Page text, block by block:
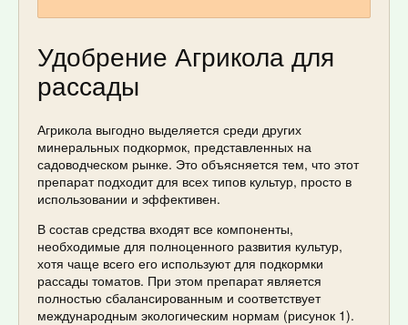
Удобрение Агрикола для
рассады
Агрикола выгодно выделяется среди других
минеральных подкормок, представленных на
садоводческом рынке. Это объясняется тем, что этот
препарат подходит для всех типов культур, просто в
использовании и эффективен.
В состав средства входят все компоненты,
необходимые для полноценного развития культур,
хотя чаще всего его используют для подкормки
рассады томатов. При этом препарат является
полностью сбалансированным и соответствует
международным экологическим нормам (рисунок 1).